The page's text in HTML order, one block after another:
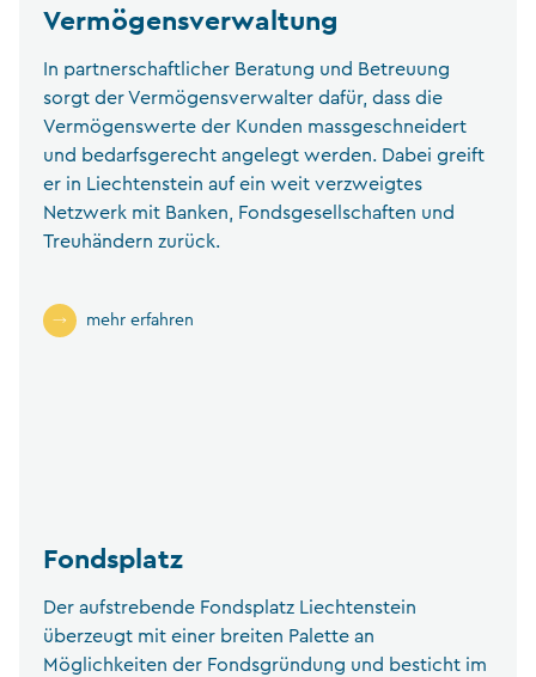
Vermögensverwaltung
In partnerschaftlicher Beratung und Betreuung
sorgt der Vermögensverwalter dafür, dass die
Vermögenswerte der Kunden massgeschneidert
und bedarfsgerecht angelegt werden. Dabei greift
er in Liechtenstein auf ein weit verzweigtes
Netzwerk mit Banken, Fondsgesellschaften und
Treuhändern zurück.
mehr erfahren
Fondsplatz
Der aufstrebende Fondsplatz Liechtenstein
überzeugt mit einer breiten Palette an
Möglichkeiten der Fondsgründung und besticht im